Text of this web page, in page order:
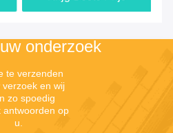
connectiviteit
onderzoek
te verzenden
verzoek en wij
zo spoedig
antwoorden op
u.